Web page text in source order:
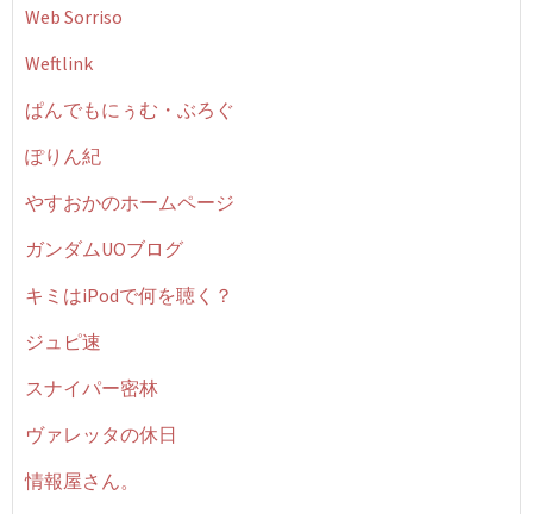
Web Sorriso
Weftlink
ぱんでもにぅむ・ぶろぐ
ぽりん紀
やすおかのホームページ
ガンダムUOブログ
キミはiPodで何を聴く？
ジュピ速
スナイパー密林
ヴァレッタの休日
情報屋さん。